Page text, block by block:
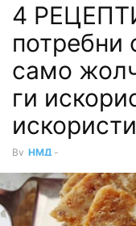
4
потребни
само
ги
By НМД -